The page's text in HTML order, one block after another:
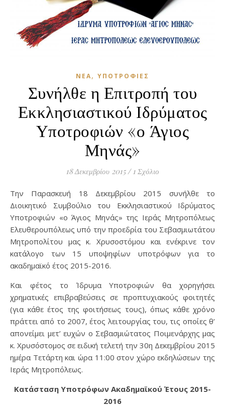
ΝΈΑ, ΥΠΟΤΡΟΦΊΕΣ
Συνήλθε η Επιτροπή του
Εκκλησιαστικού Ιδρύματος
Υποτροφιών «ο Άγιος
Μηνάς»
18 Δεκεμβρίου 2015 / 1 Σχόλιο
Την Παρασκευή 18 Δεκεμβρίου 2015 συνήλθε το
Διοικητικό Συμβούλιο του Εκκλησιαστικού Ιδρύματος
Υποτροφιών «ο Άγιος Μηνάς» της Ιεράς Μητροπόλεως
Ελευθερουπόλεως υπό την προεδρία του Σεβασμιωτάτου
Μητροπολίτου μας κ. Χρυσοστόμου και ενέκρινε τον
κατάλογο των 15 υποψηφίων υποτρόφων για το
ακαδημαϊκό έτος 2015-2016.
Και φέτος το Ίδρυμα Υποτροφιών θα χορηγήσει
χρηματικές επιβραβεύσεις σε προπτυχιακούς φοιτητές
(για κάθε έτος της φοιτήσεως τους), όπως κάθε χρόνο
πράττει από το 2007, έτος λειτουργίας του, τις οποίες θ’
απονείμει μετ’ ευχών ο Σεβασμιώτατος Ποιμενάρχης μας
κ. Χρυσόστομος σε ειδική τελετή την 30η Δεκεμβρίου 2015
ημέρα Τετάρτη και ώρα 11:00 στον χώρο εκδηλώσεων της
Ιεράς Μητροπόλεως.
Κατάσταση Υποτρόφων Ακαδημαϊκού Έτους 2015-
2016